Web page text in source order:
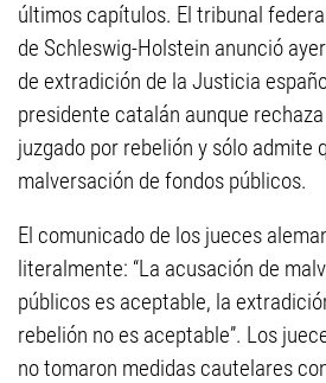
últimos capítulos. El tribunal federal
de Schleswig-Holstein anunció
de extradición de la Justicia
presidente catalán aunque
juzgado por rebelión y sólo admite
malversación de fondos públicos.
El comunicado de los jueces
literalmente: “La acusación de
públicos es aceptable, la
rebelión no es aceptable”. Los
no tomaron medidas cautelares